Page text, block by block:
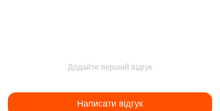
Додайте перший відгук
Написати відгук